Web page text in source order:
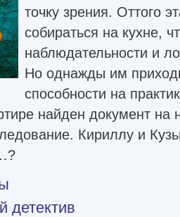
точку зрения. Оттого
собираться на кухне,
наблюдательности и
Но однажды им
способности на
найден документ на
Кириллу и
детектив